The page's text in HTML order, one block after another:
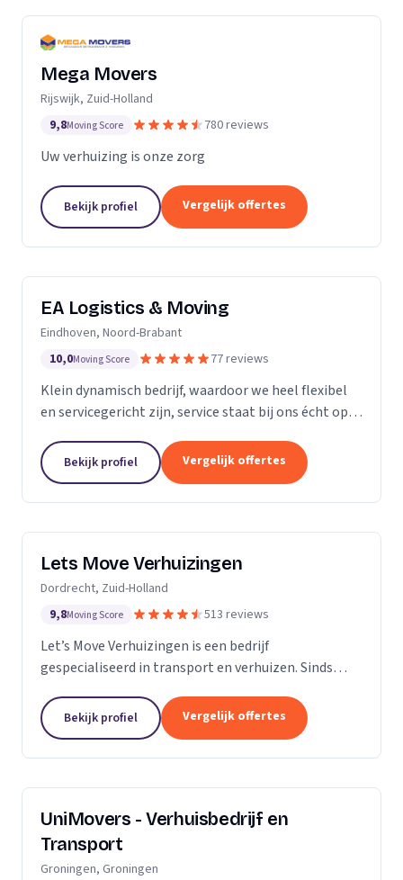
Mega Movers
Rijswijk, Zuid-Holland
9,8Moving Score 780 reviews
Uw verhuizing is onze zorg
Bekijk profiel Vergelijk offertes
EA Logistics & Moving
Eindhoven, Noord-Brabant
10,0Moving Score 77 reviews
Klein dynamisch bedrijf, waardoor we heel flexibel
en servicegericht zijn, service staat bij ons écht op
Bekijk profiel Vergelijk offertes
Lets Move Verhuizingen
Dordrecht, Zuid-Holland
9,8Moving Score 513 reviews
Let’s Move Verhuizingen is een bedrijf
gespecialiseerd in transport en verhuizen. Sinds
van de KvK. Door de toename van opdrachtgevers
hebben wij...
Bekijk profiel Vergelijk offertes
UniMovers - Verhuisbedrijf en
Transport
Groningen, Groningen